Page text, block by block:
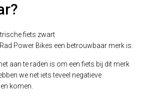
Power Bikes een betrouwbaar merk is.
aan te raden is om een fiets bij dit merk
we net iets teveel negatieve
komen.